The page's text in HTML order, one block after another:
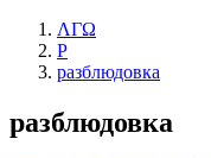
ΛΓΩ
Р
разблюдовка
разблюдовка